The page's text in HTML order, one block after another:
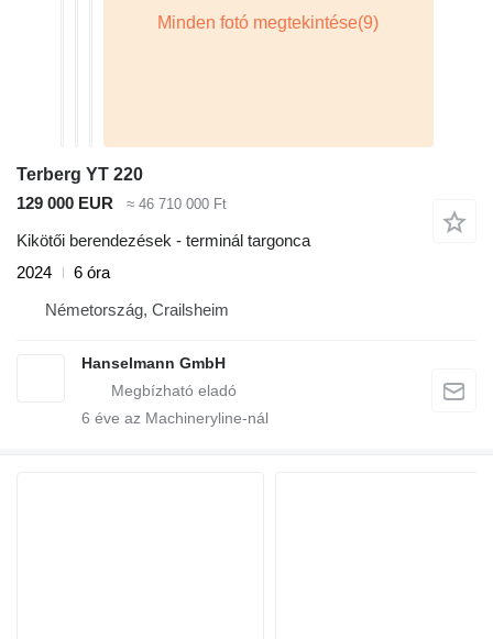
Terberg YT 220
129 000 EUR
≈ 46 710 000 Ft
Kikötői berendezések - terminál targonca
2024
6 óra
Németország, Crailsheim
Hanselmann GmbH
6 éve az Machineryline-nál